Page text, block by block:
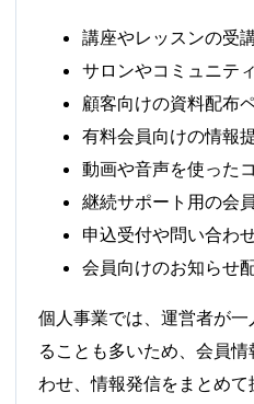
講座やレッスンの受
サロンやコミュニテ
顧客向けの資料配布
有料会員向けの情報
動画や音声を使った
継続サポート用の会
申込受付や問い合わ
会員向けのお知らせ
個人事業では、運営者が
ることも多いため、会員
わせ、情報発信をまとめ